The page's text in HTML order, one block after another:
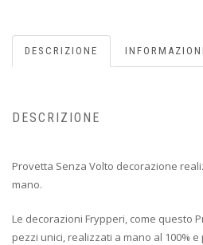
DESCRIZIONE
DESCRIZIONE
Provetta Senza Volto decorazione
mano.
Le decorazioni Frypperi, come questo
pezzi unici, realizzati a mano al 100%